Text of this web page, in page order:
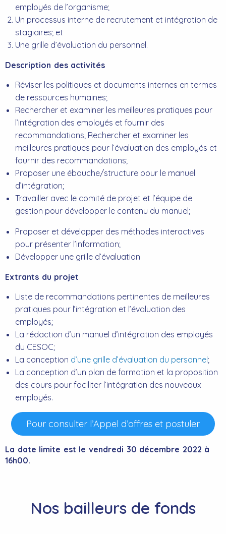
employés de l’organisme;
Un processus interne de recrutement et intégration de
stagiaires; et
Une grille d’évaluation du personnel.
Description des activités
Réviser les politiques et documents internes en termes
de ressources humaines;
Rechercher et examiner les meilleures pratiques pour
l’intégration des employés et fournir des
recommandations; Rechercher et examiner les
meilleures pratiques pour l’évaluation des employés et
fournir des recommandations;
Proposer une ébauche/structure pour le manuel
d’intégration;
Travailler avec le comité de projet et l’équipe de
gestion pour développer le contenu du manuel;
Proposer et développer des méthodes interactives
pour présenter l’information;
Développer une grille d’évaluation
Extrants du projet
Liste de recommandations pertinentes de meilleures
pratiques pour l’intégration et l’évaluation des
employés;
La rédaction d’un manuel d’intégration des employés
du CESOC;
La conception d’une grille d’évaluation du personnel;
La conception d’un plan de formation et la proposition
des cours pour faciliter l’intégration des nouveaux
employés.
Pour consulter l’Appel d’offres et postuler
La date limite est le vendredi 30 décembre 2022 à
16h00.
Nos bailleurs de fonds